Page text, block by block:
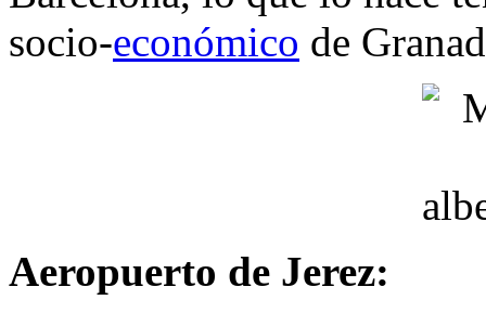
socio-económico de
Aeropuerto de Jerez: